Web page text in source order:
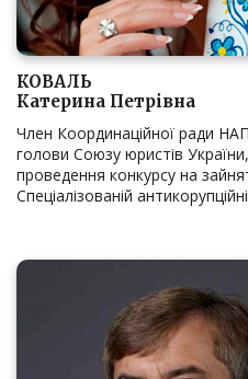
КОВАЛЬ
Катерина Петрівна
Член Координаційної ради
голови Союзу юристів
проведення конкурсу на
Спеціалізованій